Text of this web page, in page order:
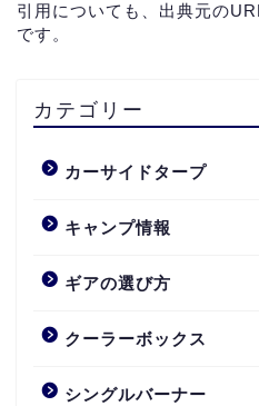
引用についても、出典元の
です。
カテゴリー
カーサイドタープ
キャンプ情報
ギアの選び方
クーラーボックス
シングルバーナー